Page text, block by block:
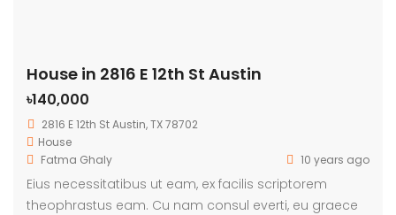
House in 2816 E 12th St Austin
৳140,000
2816 E 12th St Austin, TX 78702
House
Fatma Ghaly
10 years ago
Eius necessitatibus ut eam, ex facilis scriptorem
theophrastus eam. Cu nam consul everti, eu graece